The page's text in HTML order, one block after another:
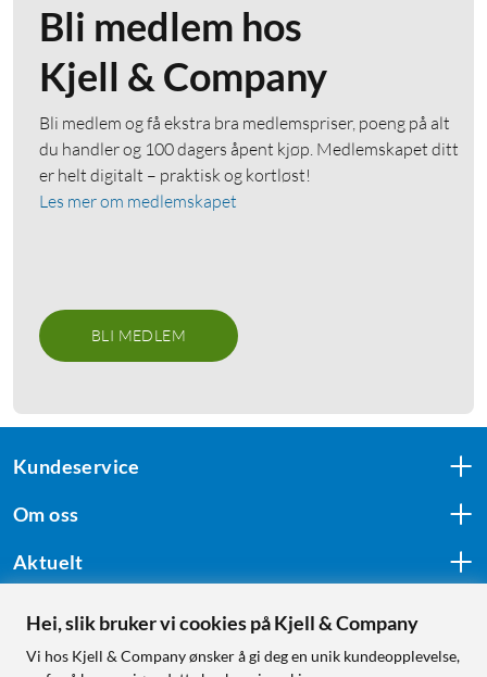
Bli medlem hos
Kjell & Company
Bli medlem og få ekstra bra medlemspriser, poeng på alt
du handler og 100 dagers åpent kjøp. Medlemskapet ditt
er helt digitalt – praktisk og kortløst!
Les mer om medlemskapet
BLI MEDLEM
Kundeservice
Om oss
Aktuelt
Følg oss
Hei, slik bruker vi cookies på Kjell & Company
Vi hos Kjell & Company ønsker å gi deg en unik kundeopplevelse,